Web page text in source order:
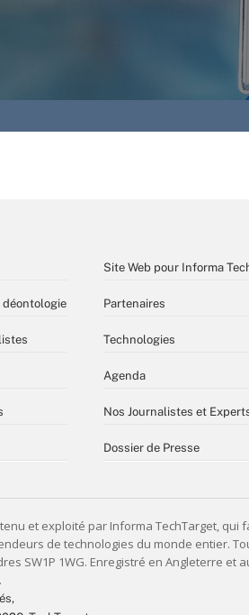
déontologie
Site Web pour Informa
Partenaires
Technologies
Agenda
Nos Journalistes et
Dossier de Presse